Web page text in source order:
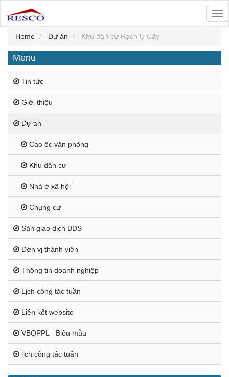
Home
Dự án Khu dân cư Rạch Ụ Cây
Menu
Tin tức
Giới thiệu
Dự án
Cao ốc văn phòng
Khu dân cư
Nhà ở xã hội
Chung cư
Sàn giao dịch BĐS
Đơn vị thành viên
Thông tin doanh nghiệp
Lịch công tác tuần
Liên kết website
VBQPPL - Biểu mẫu
lịch công tác tuần